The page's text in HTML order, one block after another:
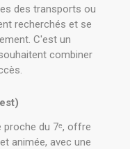
des transports ou
recherchés et se
C'est un
combiner
proche du 7ᵉ, offre
animée, avec une